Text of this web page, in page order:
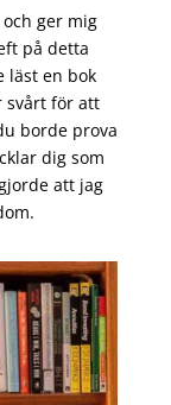
ger mig
på detta
läst en bok
svårt för att
borde prova
dig som
att jag